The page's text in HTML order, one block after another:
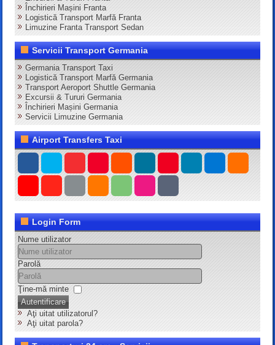
Închirieri Mașini Franta
Logistică Transport Marfă Franta
Limuzine Franta Transport Sedan
Servicii Transport Germania
Germania Transport Taxi
Logistică Transport Marfă Germania
Transport Aeroport Shuttle Germania
Excursii & Tururi Germania
Închirieri Mașini Germania
Servicii Limuzine Germania
Airport Transfers Taxi
Login Form
Nume utilizator
Parolă
Ţine-mă minte
Autentificare
Aţi uitat utilizatorul?
Aţi uitat parola?